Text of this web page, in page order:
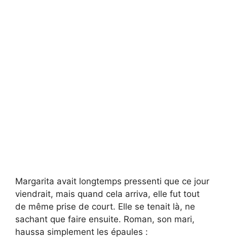
Margarita avait longtemps pressenti que ce jour
viendrait, mais quand cela arriva, elle fut tout
de même prise de court. Elle se tenait là, ne
sachant que faire ensuite. Roman, son mari,
haussa simplement les épaules :